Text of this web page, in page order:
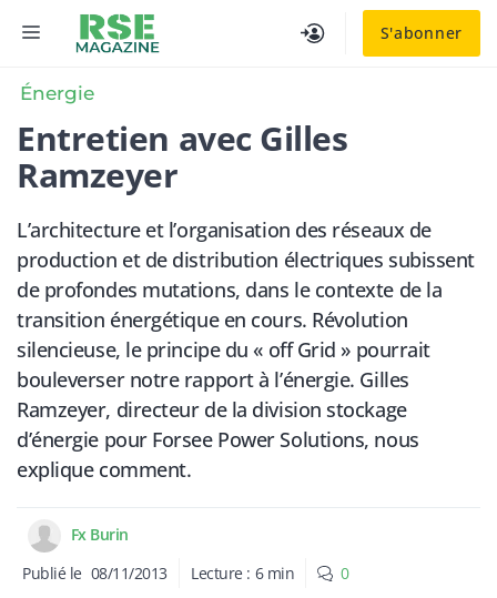
S'abonner
MENU
Énergie
Entretien avec Gilles
Ramzeyer
L’architecture et l’organisation des réseaux de
production et de distribution électriques subissent
de profondes mutations, dans le contexte de la
transition énergétique en cours. Révolution
silencieuse, le principe du « off Grid » pourrait
bouleverser notre rapport à l’énergie. Gilles
Ramzeyer, directeur de la division stockage
d’énergie pour Forsee Power Solutions, nous
explique comment.
Fx Burin
Publié le 08/11/2013 Lecture : 6 min 0